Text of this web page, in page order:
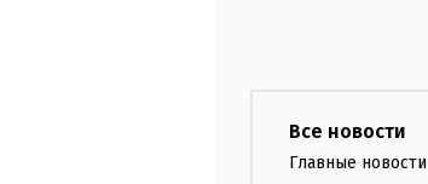
Все новости
Главные новости